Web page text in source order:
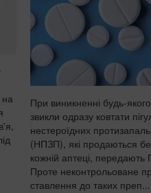
При виникненні будь-
звикли одразу ковтати
нестероїдних
(НПЗП), які продаються
кожній аптеці, передають
Проте неконтрольоване
ставлення до таких преп...